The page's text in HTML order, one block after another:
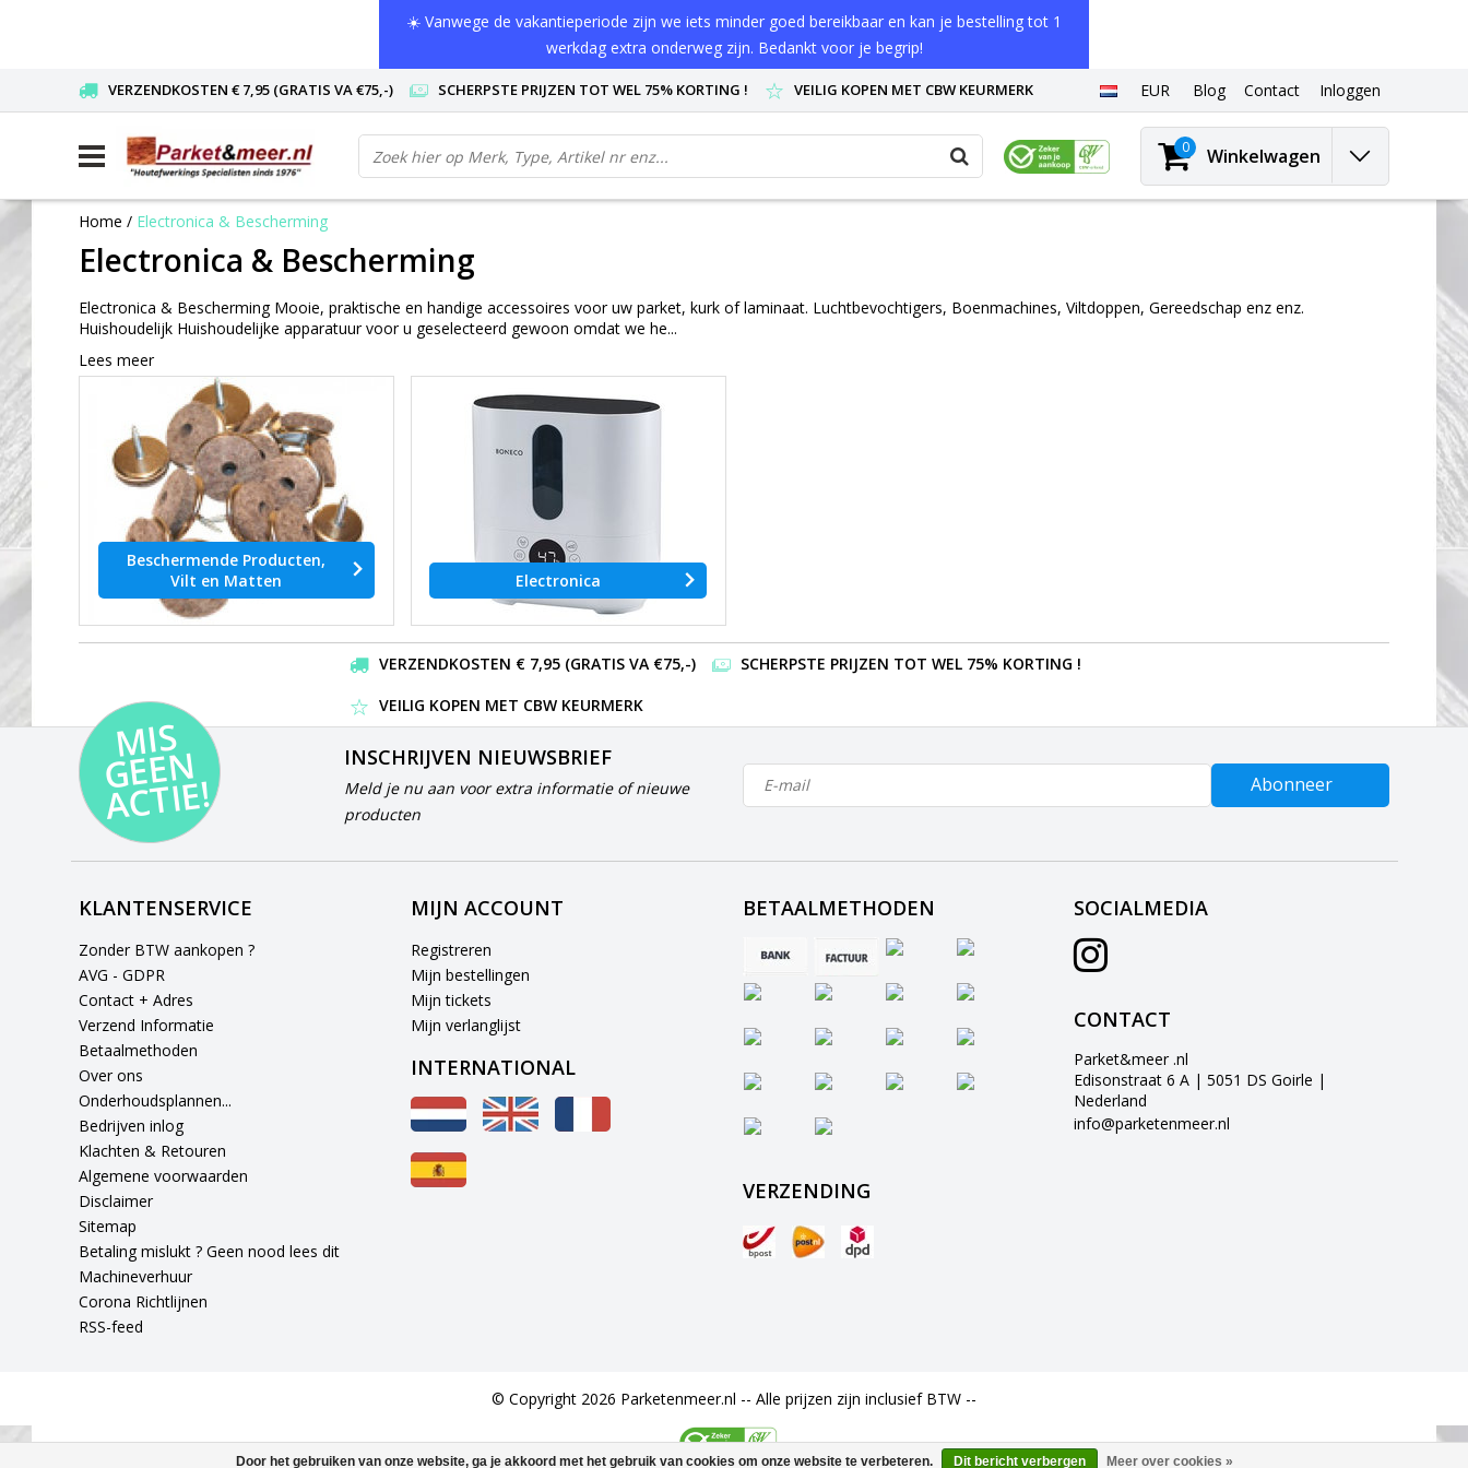
☀️ Vanwege de vakantieperiode zijn we iets minder goed bereikbaar en kan je bestelling tot 1
werkdag extra onderweg zijn. Bedankt voor je begrip!
VERZENDKOSTEN € 7,95 (GRATIS VA €75,-) SCHERPSTE PRIJZEN TOT WEL 75% KORTING ! VEILIG KOPEN MET CBW KEURMERK EUR Blog Contact Inloggen
0 Winkelwagen
Home / Electronica & Bescherming
Electronica & Bescherming
Electronica & Bescherming Mooie, praktische en handige accessoires voor uw parket, kurk of laminaat. Luchtbevochtigers, Boenmachines, Viltdoppen, Gereedschap enz enz.
Huishoudelijk Huishoudelijke apparatuur voor u geselecteerd gewoon omdat we he...
Lees meer
Beschermende Producten,
Vilt en Matten
Electronica
VERZENDKOSTEN € 7,95 (GRATIS VA €75,-)
SCHERPSTE PRIJZEN TOT WEL 75% KORTING !
VEILIG KOPEN MET CBW KEURMERK
MI
S
G
E
E
N
A
C
TI
E!
INSCHRIJVEN NIEUWSBRIEF
Meld je nu aan voor extra informatie of nieuwe
producten
Abonneer
KLANTENSERVICE
Zonder BTW aankopen ?
AVG - GDPR
Contact + Adres
Verzend Informatie
Betaalmethoden
Over ons
Onderhoudsplannen...
Bedrijven inlog
Klachten & Retouren
Algemene voorwaarden
Disclaimer
Sitemap
Betaling mislukt ? Geen nood lees dit
Machineverhuur
Corona Richtlijnen
RSS-feed
MIJN ACCOUNT
Registreren
Mijn bestellingen
Mijn tickets
Mijn verlanglijst
INTERNATIONAL
BETAALMETHODEN
VERZENDING
SOCIALMEDIA
CONTACT
Parket&meer .nl
Edisonstraat 6 A | 5051 DS Goirle |
Nederland
info@parketenmeer.nl
© Copyright 2026 Parketenmeer.nl -- Alle prijzen zijn inclusief BTW --
Door het gebruiken van onze website, ga je akkoord met het gebruik van cookies om onze website te verbeteren. Dit bericht verbergen Meer over cookies »